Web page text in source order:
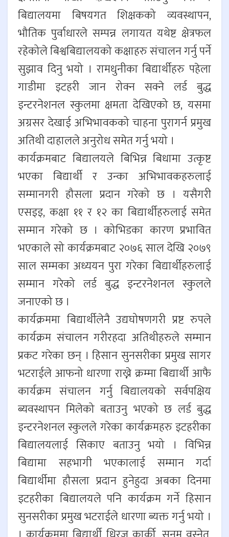
बिद्यालयमा बिषयगत शिक्षकको व्यवस्थापन,
भौतिक पुर्वाधारले सम्पन्न लगायत यथेष्ट क्षेत्रफल
रहेकोले बिश्वबिद्यालयको कक्षाहरु संचालन गर्नु पर्ने
सुझाव दिनु भयो । रामधुनीका बिद्यार्थीहरु पहेला
गाडीमा इटहरी जान रोक्न सक्ने लर्ड बुद्ध
इन्टरनेशनल स्कुलमा क्षमता देखिएको छ, यसमा
अग्रसर देखाई अभिभावकको चाहना पुरागर्न प्रमुख
अतिथी दाहालले अनुरोध समेत गर्नु भयो ।
कार्यक्रमबाट बिद्यालयले बिभिन्न बिधामा उत्कृष्ट
भएका बिद्यार्थी र उन्का अभिभावकहरुलाई
सम्मानगरी हौसला प्रदान गरेको छ । यसैगरी
एसइइ, कक्षा ११ र १२ का बिद्यार्थीहरुलाई समेत
सम्मान गरेको छ । कोभिडका कारण प्रभावित
भएकाले सो कार्यक्रमबाट २०७६ साल देखि २०७९
साल सम्मका अध्ययन पुरा गरेका बिद्यार्थीहरुलाई
सम्मान गरेको लर्ड बुद्ध इन्टरनेशनल स्कुलले
जनाएको छ ।
कार्यक्रममा बिद्यार्थीलेनै उद्यघोषणगरी प्रष्ट रुपले
कार्यक्रम संचालन गरीरहदा अतिथीहरुले सम्मान
प्रकट गरेका छन् । हिसान सुनसरीका प्रमुख सागर
भटराईले आफनो धारणा राख्ने क्रम्मा बिद्यार्थी आफै
कार्यक्रम संचालन गर्नु बिद्यालयको सर्वपक्षिय
ब्यवस्थापन मिलेको बताउनु भएको छ लर्ड बुद्ध
इन्टरनेशनल स्कुलले गरेका कार्यक्रमहरु इटहरीका
बिद्यालयलाई सिकाए बताउनु भयो । विभिन्न
बिद्यामा सहभागी भएकालाई सम्मान गर्दा
बिद्यार्थीमा हौसला प्रदान हुनेहुदा अबका दिनमा
इटहरीका बिद्यालयले पनि कार्यक्रम गर्ने हिसान
सुनसरीका प्रमुख भटराईले धारणा ब्यक्त गर्नु भयो ।